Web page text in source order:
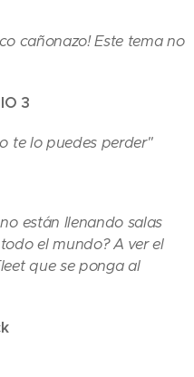
cañonazo! Este tema no
3
te lo puedes perder"
están llenando salas
el mundo? A ver el
que se ponga al